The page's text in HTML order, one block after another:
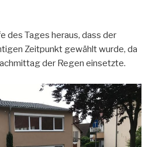
des Tages heraus, dass der
Zeitpunkt gewählt wurde, da
der Regen einsetzte.